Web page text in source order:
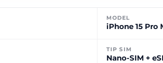
MODEL
iPhone 15 Pro
TIP SIM
Nano-SIM +